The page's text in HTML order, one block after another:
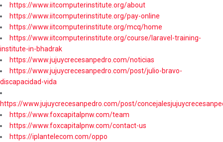
https://www.iitcomputerinstitute.org/about
https://www.iitcomputerinstitute.org/pay-online
https://www.iitcomputerinstitute.org/mcq/home
https://www.iitcomputerinstitute.org/course/laravel-training-
institute-in-bhadrak
https://www.jujuycrecesanpedro.com/noticias
https://www.jujuycrecesanpedro.com/post/julio-bravo-
discapacidad-vida
https://www.jujuycrecesanpedro.com/post/
https://www.foxcapitalpnw.com/team
https://www.foxcapitalpnw.com/contact-us
https://iplantelecom.com/oppo